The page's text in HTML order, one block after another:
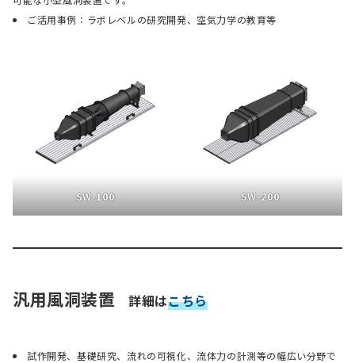
ご活用事例：ラボレベルの研究開発、空気力学の教育等
SW-100 SW-200
汎用風洞装置 詳細はこちら
試作開発、基礎研究、流れの可視化、流体力の計測等の幅広い分野で